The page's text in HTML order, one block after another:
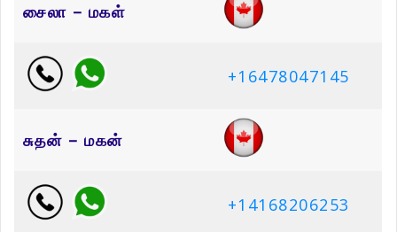
சைலா – மகள்
+16478047145
சுதன் – மகன்
+14168206253